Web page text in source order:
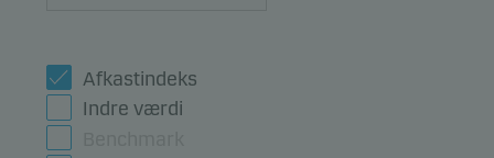
Afkastindeks
Indre værdi